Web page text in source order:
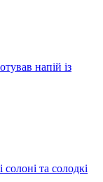
напій із
та солодкі